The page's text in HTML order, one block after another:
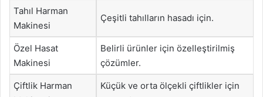
Tahıl Harman
Makinesi
Çeşitli tahılların hasadı için.
Özel Hasat
Makinesi
Belirli ürünler için özelleştirilmiş
çözümler.
Çiftlik Harman
Küçük ve orta ölçekli çiftlikler için